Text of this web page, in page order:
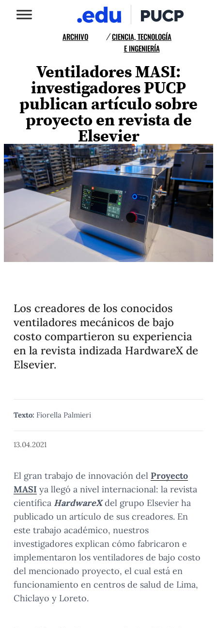
ARCHIVO /CIENCIA, TECNOLOGÍA
E INGENIERÍA
Ventiladores MASI:
investigadores PUCP
publican artículo sobre
proyecto en revista de
Elsevier
Los creadores de los conocidos
ventiladores mecánicos de bajo
costo compartieron su experiencia
en la revista indizada HardwareX de
Elsevier.
Texto: Fiorella Palmieri
13.04.2021
El gran trabajo de innovación del Proyecto
MASI ya llegó a nivel internacional: la revista
científica HardwareXdel grupo Elsevier ha
publicado un artículo de sus creadores. En
este trabajo académico, nuestros
investigadores explican cómo fabricaron e
implementaron los ventiladores de bajo costo
del mencionado proyecto, el cual está en
funcionamiento en centros de salud de Lima,
Chiclayo y Loreto.